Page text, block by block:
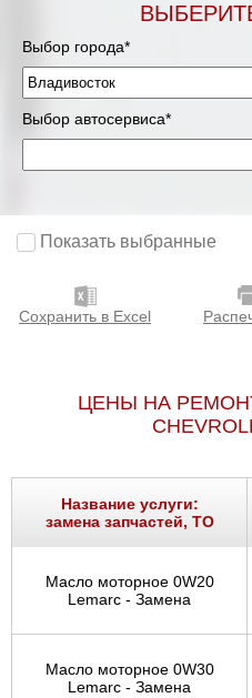
Выбор города*
Выбор автосервиса*
Показать выбранные
Сохранить в Excel
ЦЕНЫ НА
Название услуги:
замена запчастей, ТО
Масло моторное 0W20
Lemarc - Замена
Масло моторное 0W30
Lemarc - Замена